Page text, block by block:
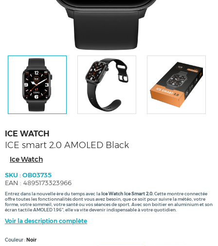
ICE WATCH
ICE smart 2.0 AMOLED Black
Ice Watch
SKU : OB03735
EAN : 4895173323966
Entrez dans la nouvelle ère du temps avec la Ice Watch Ice Smart 2.0.Cette montre connectée
offre toutes les fonctionnalités dont vous avez besoin, que ce soit pour suivre la météo, votre
forme, votre sommeil, votre santé ou vos séances de sport. Avec son boitier en aluminium et son
écran tactile AMOLED 1.96", elle va vite devenir indispensable à votre quotidien.
Voir la description complète
Couleur Noir